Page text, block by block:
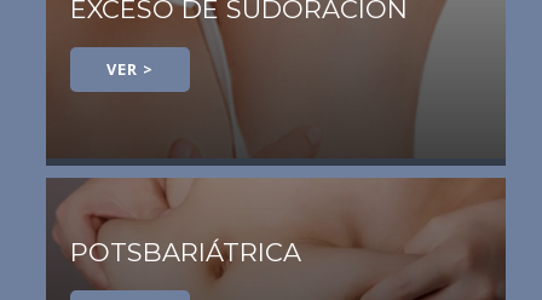
EXCESO DE SUDORACIÓN
VER >
POTSBARIÁTRICA